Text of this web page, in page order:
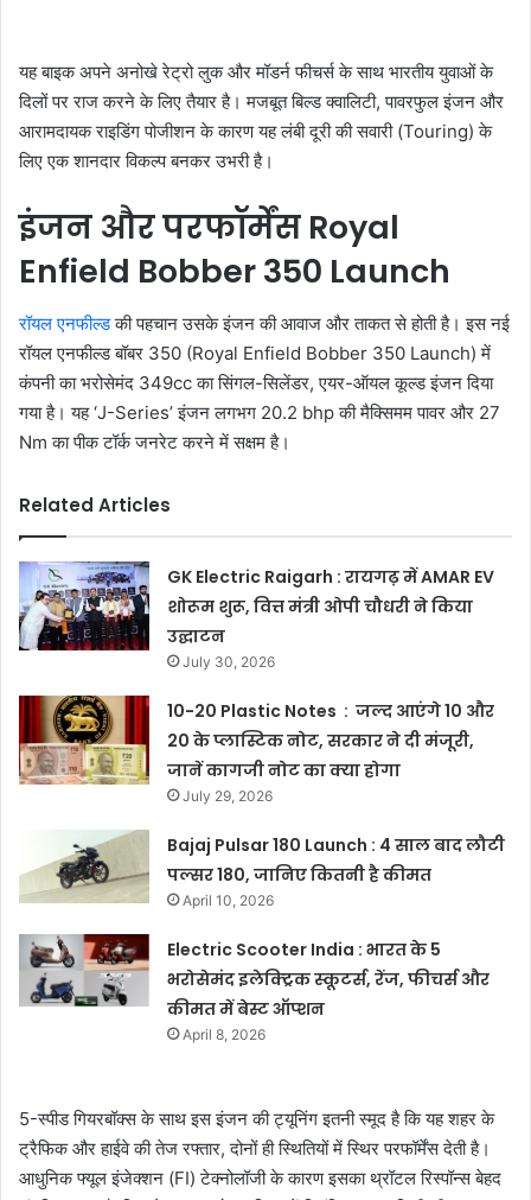
यह बाइक अपने अनोखे रेट्रो लुक और मॉडर्न फीचर्स के साथ भारतीय युवाओं के
दिलों पर राज करने के लिए तैयार है। मजबूत बिल्ड क्वालिटी, पावरफुल इंजन और
आरामदायक राइडिंग पोजीशन के कारण यह लंबी दूरी की सवारी (Touring) के
लिए एक शानदार विकल्प बनकर उभरी है।
इंजन और परफॉर्मेंस Royal
Enfield Bobber 350 Launch
रॉयल एनफील्डकी पहचान उसके इंजन की आवाज और ताकत से होती है। इस नई
रॉयल एनफील्ड बॉबर 350 (Royal Enfield Bobber 350 Launch) में
कंपनी का भरोसेमंद 349cc का सिंगल-सिलेंडर, एयर-ऑयल कूल्ड इंजन दिया
गया है। यह ‘J-Series’ इंजन लगभग 20.2 bhp की मैक्सिमम पावर और 27
Nm का पीक टॉर्क जनरेट करने में सक्षम है।
Related Articles
GK Electric Raigarh : रायगढ़ में AMAR EV
शोरूम शुरू, वित्त मंत्री ओपी चौधरी ने किया
उद्घाटन
July 30, 2026
10-20 Plastic Notes : जल्द आएंगे 10 और
20 के प्लास्टिक नोट, सरकार ने दी मंजूरी,
जानें कागजी नोट का क्या होगा
July 29, 2026
Bajaj Pulsar 180 Launch : 4 साल बाद लौटी
पल्सर 180, जानिए कितनी है कीमत
April 10, 2026
Electric Scooter India : भारत के 5
भरोसेमंद इलेक्ट्रिक स्कूटर्स, रेंज, फीचर्स और
कीमत में बेस्ट ऑप्शन
April 8, 2026
5-स्पीड गियरबॉक्स के साथ इस इंजन की ट्यूनिंग इतनी स्मूद है कि यह शहर के
ट्रैफिक और हाईवे की तेज रफ्तार, दोनों ही स्थितियों में स्थिर परफॉर्मेंस देती है।
आधुनिक फ्यूल इंजेक्शन (FI) टेक्नोलॉजी के कारण इसका थ्रॉटल रिस्पॉन्स बेहद